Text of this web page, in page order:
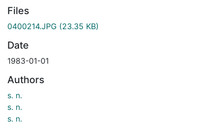
Files
0400214.JPG (23.35 KB)
Date
1983-01-01
Authors
s. n.
s. n.
s. n.